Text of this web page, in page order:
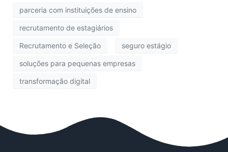
parceria com instituições de ensino
recrutamento de estagiários
Recrutamento e Seleção seguro estágio
soluções para pequenas empresas
transformação digital